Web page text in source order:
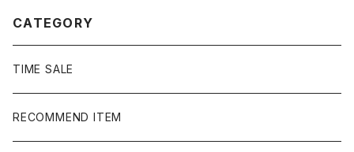
CATEGORY
TIME SALE
RECOMMEND ITEM